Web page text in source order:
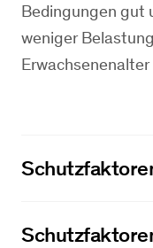
Bedingungen gut
weniger